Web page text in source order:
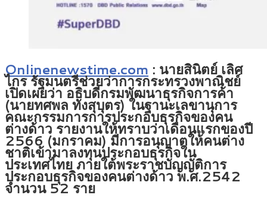
Onlinenewstime.com : นายสินิตย์ เลิศ
ไกร รัฐมนตรีช่วยว่าการกระทรวงพาณิชย์
เปิดเผยว่า อธิบดีกรมพัฒนาธุรกิจการค้า
(นายทศพล ทังสุบุตร) ในฐานะเลขานุการ
คณะกรรมการการประกอบธุรกิจของคน
ต่างด้าว รายงานให้ทราบว่าเดือนแรกของปี
2566 (มกราคม) มีการอนุญาตให้คนต่าง
ชาติเข้ามาลงทุนประกอบธุรกิจใน
ประเทศไทย ภายใต้พระราชบัญญัติการ
ประกอบธุรกิจของคนต่างด้าว พ.ศ.2542
จำนวน 52 ราย